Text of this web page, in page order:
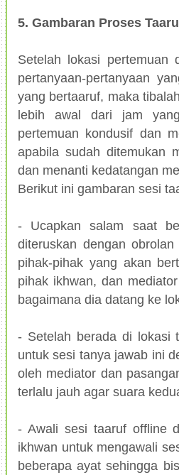
5. Gambaran Proses
Setelah lokasi pertemuan
pertanyaan-pertanyaan
yang bertaaruf, maka
lebih awal dari jam
pertemuan kondusif dan
apabila sudah ditemukan
dan menanti kedatangan
Berikut ini gambaran sesi
- Ucapkan salam saat
diteruskan dengan
pihak-pihak yang akan
pihak ikhwan, dan
bagaimana dia datang ke
- Setelah berada di lokasi
untuk sesi tanya jawab ini
oleh mediator dan
terlalu jauh agar suara
- Awali sesi taaruf offline
ikhwan untuk mengawali
beberapa ayat sehingga